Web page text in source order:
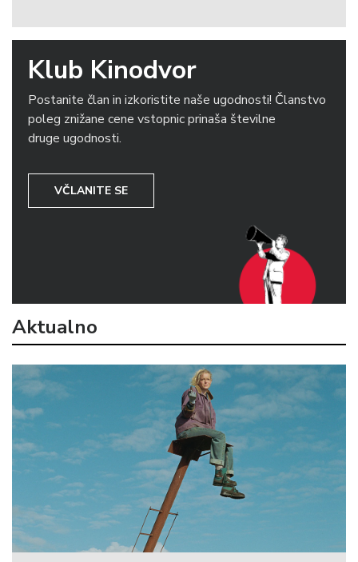
Klub Kinodvor
Postanite član in izkoristite naše ugodnosti! Članstvo
poleg znižane cene vstopnic prinaša številne
druge ugodnosti.
VČLANITE SE
Aktualno